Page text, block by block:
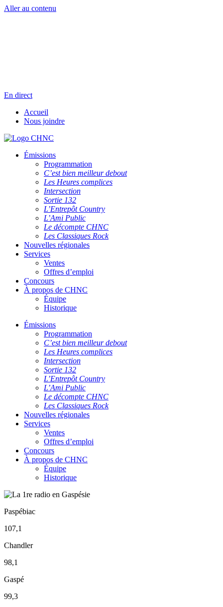
Aller au contenu
En direct
Accueil
Nous joindre
Émissions
Programmation
C’est bien meilleur debout
Les Heures complices
Intersection
Sortie 132
L’Entrepôt Country
L’Ami Public
Le décompte CHNC
Les Classiques Rock
Nouvelles régionales
Services
Ventes
Offres d’emploi
Concours
À propos de CHNC
Équipe
Historique
Émissions
Programmation
C’est bien meilleur debout
Les Heures complices
Intersection
Sortie 132
L’Entrepôt Country
L’Ami Public
Le décompte CHNC
Les Classiques Rock
Nouvelles régionales
Services
Ventes
Offres d’emploi
Concours
À propos de CHNC
Équipe
Historique
Paspébiac
107,1
Chandler
98,1
Gaspé
99,3